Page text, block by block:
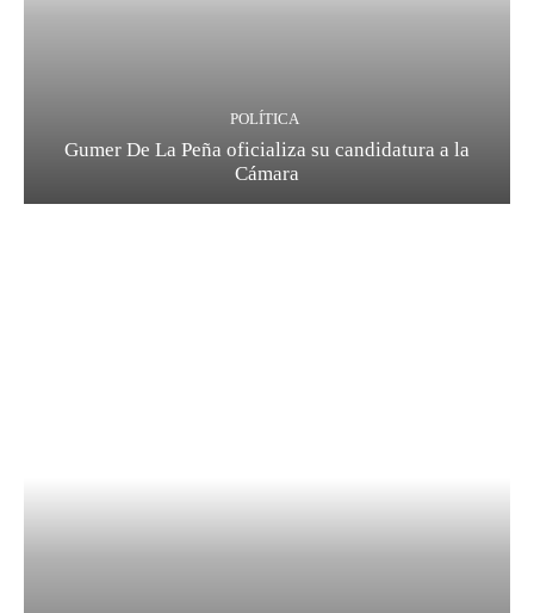
POLÍTICA
Gumer De La Peña oficializa su candidatura a la
Cámara